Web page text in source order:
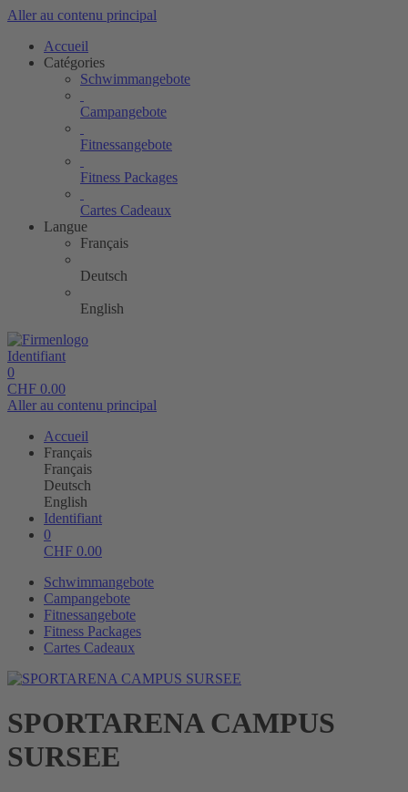
Aller au contenu principal
Accueil
Catégories
Schwimmangebote
Campangebote
Fitnessangebote
Fitness Packages
Cartes Cadeaux
Langue
Français
Deutsch
English
Identifiant
0
CHF 0.00
Aller au contenu principal
Accueil
Français
Français
Deutsch
English
Identifiant
0
CHF 0.00
Schwimmangebote
Campangebote
Fitnessangebote
Fitness Packages
Cartes Cadeaux
SPORTARENA CAMPUS
SURSEE